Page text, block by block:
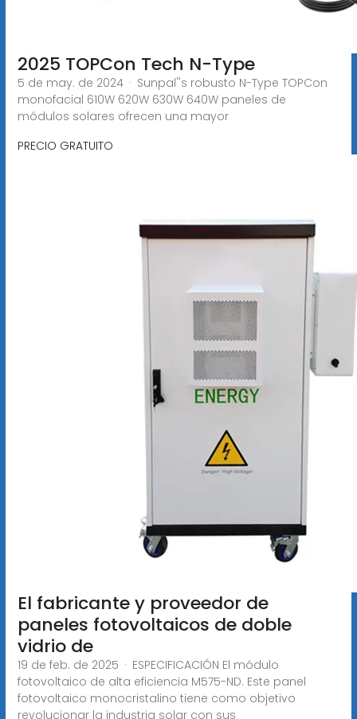
2025 TOPCon Tech N-Type
5 de may. de 2024 · Sunpal''s robusto N-Type TOPCon
monofacial 610W 620W 630W 640W paneles de
módulos solares ofrecen una mayor
PRECIO GRATUITO
El fabricante y proveedor de
paneles fotovoltaicos de doble
vidrio de
19 de feb. de 2025 · ESPECIFICACIÓN El módulo
fotovoltaico de alta eficiencia M575-ND. Este panel
fotovoltaico monocristalino tiene como objetivo
revolucionar la industria solar con sus